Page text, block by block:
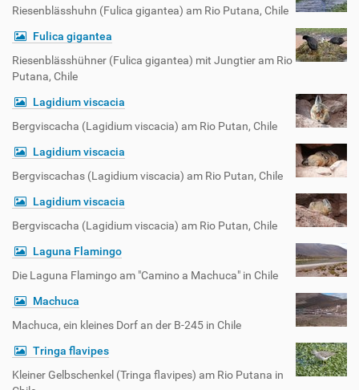
Riesenblässhuhn (Fulica gigantea) am Rio Putana, Chile
Fulica gigantea
Riesenblässhühner (Fulica gigantea) mit Jungtier am Rio
Putana, Chile
Lagidium viscacia
Bergviscacha (Lagidium viscacia) am Rio Putan, Chile
Lagidium viscacia
Bergviscachas (Lagidium viscacia) am Rio Putan, Chile
Lagidium viscacia
Bergviscacha (Lagidium viscacia) am Rio Putan, Chile
Laguna Flamingo
Die Laguna Flamingo am "Camino a Machuca" in Chile
Machuca
Machuca, ein kleines Dorf an der B-245 in Chile
Tringa flavipes
Kleiner Gelbschenkel (Tringa flavipes) am Rio Putana in